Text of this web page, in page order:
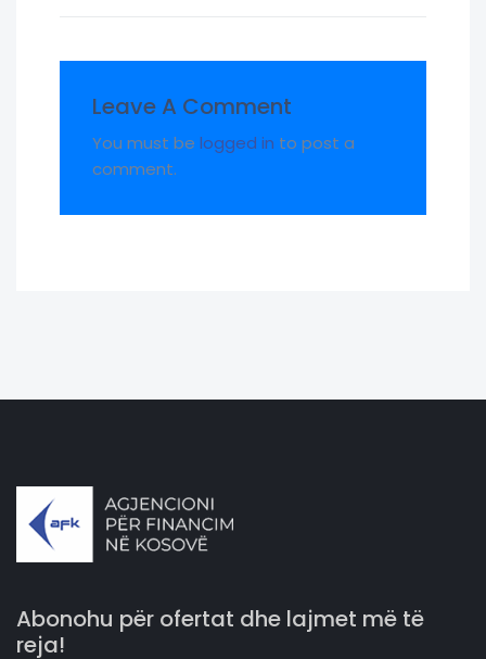
Leave A Comment
You must be logged in to post a
comment.
Abonohu për ofertat dhe lajmet më të
reja!